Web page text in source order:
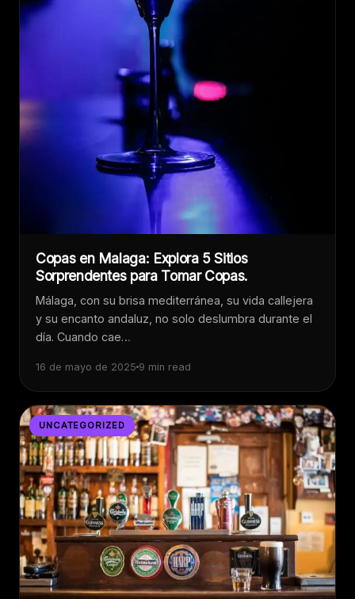
Copas en Malaga: Explora 5 Sitios
Sorprendentes para Tomar Copas.
Málaga, con su brisa mediterránea, su vida callejera
y su encanto andaluz, no solo deslumbra durante el
día. Cuando cae…
16 de mayo de 2025 9 min read
UNCATEGORIZED